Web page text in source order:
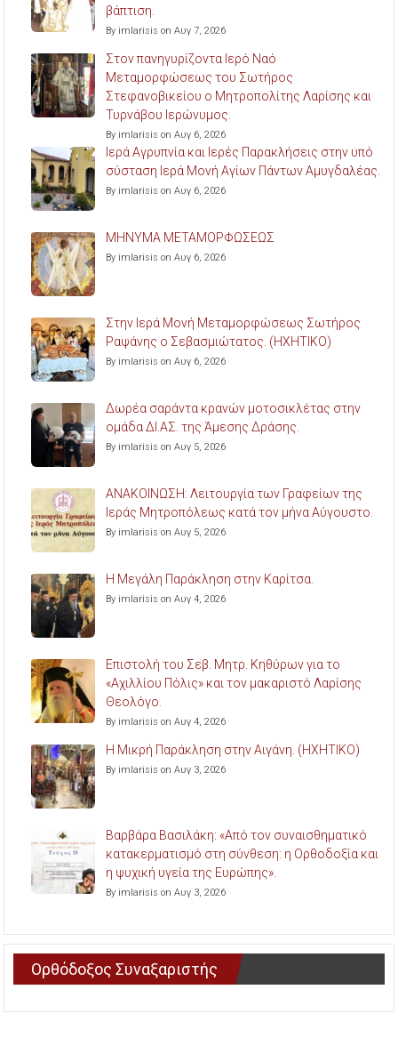
βάπτιση.
By imlarisis on Αυγ 7, 2026
Στον πανηγυρίζοντα Ιερό Ναό
Μεταμορφώσεως του Σωτήρος
Στεφανοβικείου ο Μητροπολίτης Λαρίσης και
Τυρνάβου Ιερώνυμος.
By imlarisis on Αυγ 6, 2026
Ιερά Αγρυπνία και Ιερές Παρακλήσεις στην υπό
σύσταση Ιερά Μονή Αγίων Πάντων Αμυγδαλέας.
By imlarisis on Αυγ 6, 2026
ΜΗΝΥΜΑ ΜΕΤΑΜΟΡΦΩΣΕΩΣ
By imlarisis on Αυγ 6, 2026
Στην Ιερά Μονή Μεταμορφώσεως Σωτήρος
Ραψάνης ο Σεβασμιώτατος. (ΗΧΗΤΙΚΟ)
By imlarisis on Αυγ 6, 2026
Δωρέα σαράντα κρανών μοτοσικλέτας στην
ομάδα ΔΙ.ΑΣ. της Άμεσης Δράσης.
By imlarisis on Αυγ 5, 2026
ΑΝΑΚΟΙΝΩΣΗ: Λειτουργία των Γραφείων της
Ιεράς Μητροπόλεως κατά τον μήνα Αύγουστο.
By imlarisis on Αυγ 5, 2026
Η Μεγάλη Παράκληση στην Καρίτσα.
By imlarisis on Αυγ 4, 2026
Επιστολή του Σεβ. Μητρ. Κηθύρων για το
«Αχιλλίου Πόλις» και τον μακαριστό Λαρίσης
Θεολόγο.
By imlarisis on Αυγ 4, 2026
Η Μικρή Παράκληση στην Αιγάνη. (ΗΧΗΤΙΚΟ)
By imlarisis on Αυγ 3, 2026
Βαρβάρα Βασιλάκη: «Από τον συναισθηματικό
κατακερματισμό στη σύνθεση: η Ορθοδοξία και
η ψυχική υγεία της Ευρώπης».
By imlarisis on Αυγ 3, 2026
Ορθόδοξος Συναξαριστής